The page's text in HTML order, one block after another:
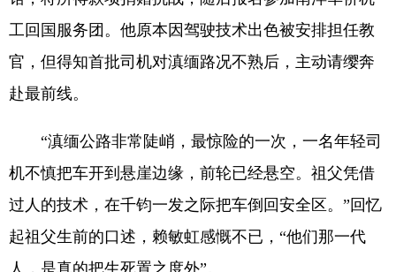
工回国服务团。他原本因驾驶技术出色被安排担任教
官，但得知首批司机对滇缅路况不熟后，主动请缨奔
赴最前线。
“滇缅公路非常陡峭，最惊险的一次，一名年轻司
机不慎把车开到悬崖边缘，前轮已经悬空。祖父凭借
过人的技术，在千钧一发之际把车倒回安全区。”回忆
起祖父生前的口述，赖敏虹感慨不已，“他们那一代
人，是真的把生死置之度外”。